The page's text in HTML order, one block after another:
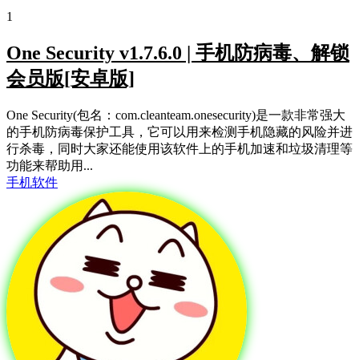
1
One Security v1.7.6.0 | 手机防病毒、解锁
会员版[安卓版]
One Security(包名：com.cleanteam.onesecurity)是一款非常强大
的手机防病毒保护工具，它可以用来检测手机隐藏的风险并进
行杀毒，同时大家还能使用该软件上的手机加速和垃圾清理等
功能来帮助用...
手机软件